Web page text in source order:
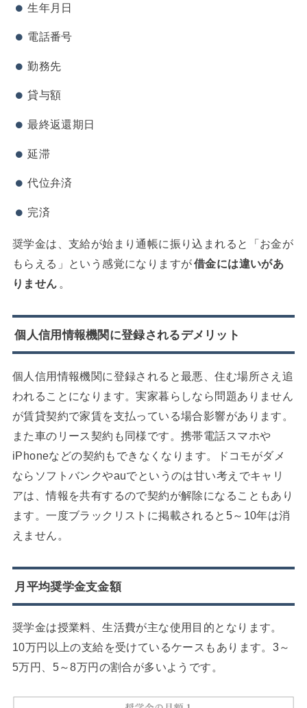
生年月日
電話番号
勤務先
貸与額
最終返還期日
延滞
代位弁済
完済
奨学金は、支給が始まり通帳に振り込まれると「お金が
もらえる」という感覚になりますが借金には違いがあ
りません 。
個人信用情報機関に登録されるデメリット
個人信用情報機関に登録されると最悪、住む場所さえ追
われることになります。実家暮らしなら問題ありません
が賃貸契約で家賃を支払っている場合影響があります。
また車のリース契約も同様です。携帯電話スマホや
iPhoneなどの契約もできなくなります。ドコモがダメ
ならソフトバンクやauでというのは甘い考えでキャリ
アは、情報を共有するので契約が解除になることもあり
ます。一度ブラックリストに掲載されると5～10年は消
えません。
月平均奨学金支金額
奨学金は授業料、生活費が主な使用目的となります。
10万円以上の支給を受けているケースもあります。3～
5万円、5～8万円の割合が多いようです。